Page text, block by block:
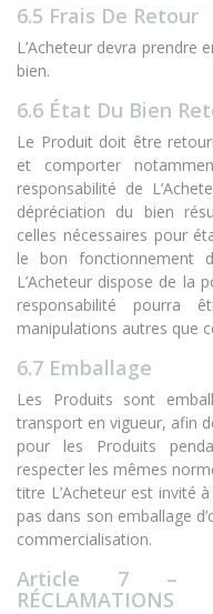
6.5 Frais De Retour
L’Acheteur devra prendre
bien.
6.6 État Du Bien
Le Produit doit être
et comporter
responsabilité de
dépréciation du bien
celles nécessaires pour
le bon fonctionnement
L’Acheteur dispose de la
responsabilité pourra
manipulations autres que
6.7 Emballage
Les Produits sont
transport en vigueur, afin
pour les Produits
respecter les mêmes
titre L’Acheteur est invité
pas dans son emballage
commercialisation.
Article 7 –
RÉCLAMATIONS